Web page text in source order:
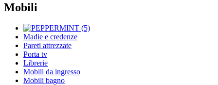
Mobili
Madie e credenze
Pareti attrezzate
Porta tv
Librerie
Mobili da ingresso
Mobili bagno